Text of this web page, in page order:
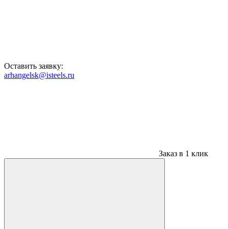
Оставить заявку:
arhangelsk@isteels.ru
Заказ в 1 клик